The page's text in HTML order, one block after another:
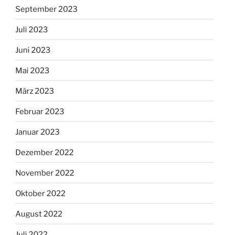
September 2023
Juli 2023
Juni 2023
Mai 2023
März 2023
Februar 2023
Januar 2023
Dezember 2022
November 2022
Oktober 2022
August 2022